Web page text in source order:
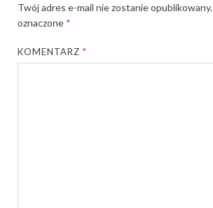
Twój adres e-mail nie zostanie opublikowany.
oznaczone *
KOMENTARZ*